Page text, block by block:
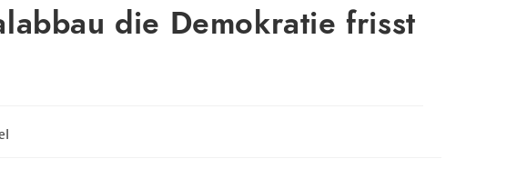
die Demokratie frisst